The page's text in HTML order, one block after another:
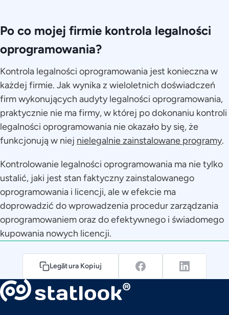
Po co mojej firmie kontrola legalności
oprogramowania?
Kontrola legalności oprogramowania jest konieczna w
każdej firmie. Jak wynika z wieloletnich doświadczeń
firm wykonujących audyty legalności oprogramowania,
praktycznie nie ma firmy, w której po dokonaniu kontroli
legalności oprogramowania nie okazało by się, że
funkcjonują w niej nielegalnie zainstalowane programy.
Kontrolowanie legalności oprogramowania ma nie tylko
ustalić, jaki jest stan faktyczny zainstalowanego
oprogramowania i licencji, ale w efekcie ma
doprowadzić do wprowadzenia procedur zarządzania
oprogramowaniem oraz do efektywnego i świadomego
kupowania nowych licencji.
Legătura Kopiuj